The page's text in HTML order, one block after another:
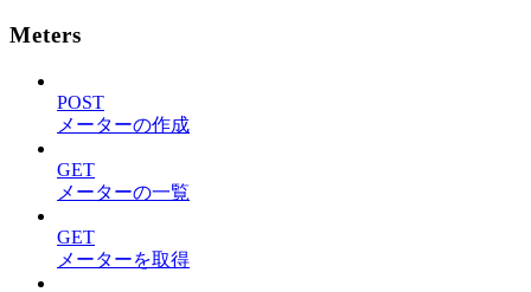
Meters
POST
メーターの作成
GET
メーターの一覧
GET
メーターを取得